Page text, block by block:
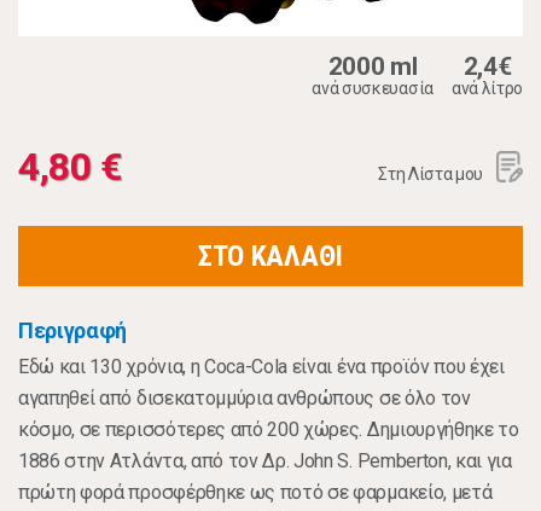
2000 ml
ανά συσκευασία
2,4€
ανά λίτρο
4,80 € Στη Λίστα μου
ΣΤΟ ΚΑΛΑΘΙ
Περιγραφή
Εδώ και 130 χρόνια, η Coca-Cola είναι ένα προϊόν που έχει
αγαπηθεί από δισεκατομμύρια ανθρώπους σε όλο τον
κόσμο, σε περισσότερες από 200 χώρες. Δημιουργήθηκε το
1886 στην Ατλάντα, από τον Δρ. John S. Pemberton, και για
πρώτη φορά προσφέρθηκε ως ποτό σε φαρμακείο, μετά